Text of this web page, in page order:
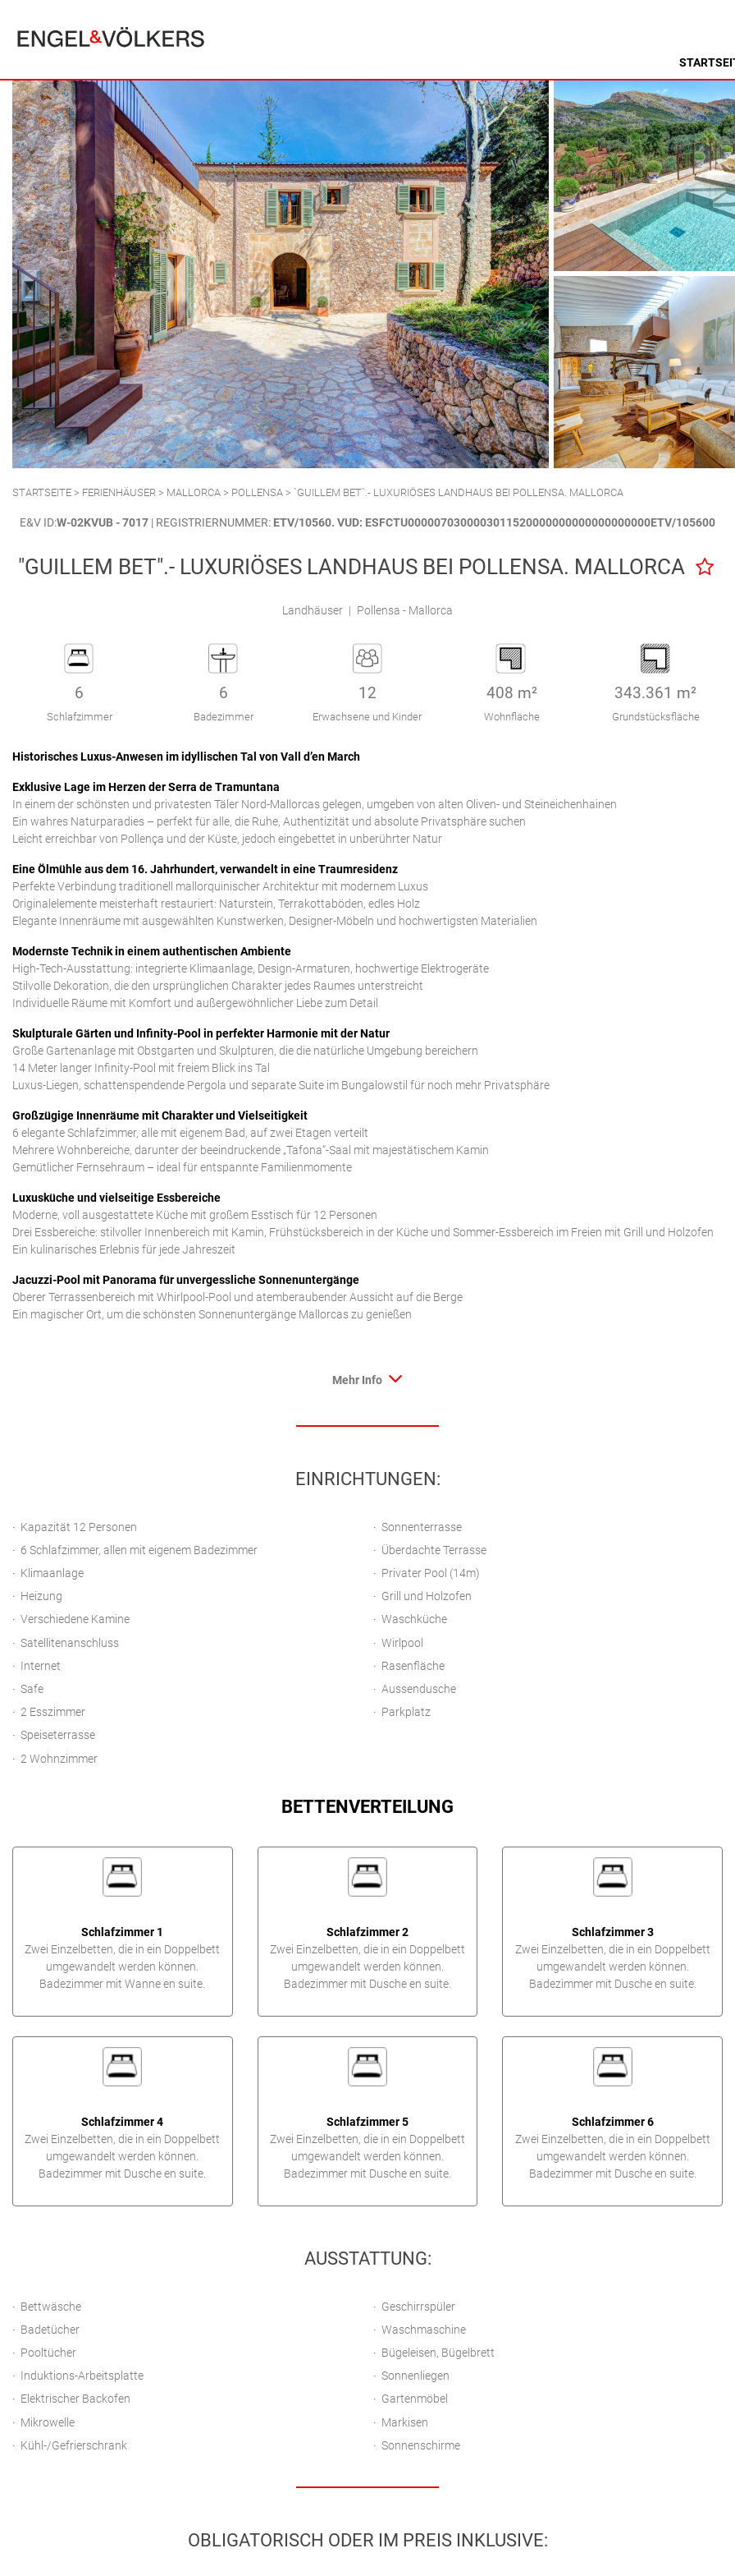
MALLORCA
ALCUDIA
BONAIRE
BÚGER
CALA SAN VICENTE
CAMPANET
FORMENTOR
MANRESA-MAL PAS
PLAYA DE MURO
POLLENSA
PUERTO ALCUDIA
PUERTO POLLENSA
SA POBLA
SANTA MARGARITA
SON SERRA DE MARINA
MENORCA
ALCAUFAR
ARENAL D'EN CASTELL
BINIDALÍ
BINISAFULLER-CAP D´EN FONT
CALA BLANCA
CALA GALDANA
CALA MORELL
CALA'N BRUT
CALA'N PORTER
CIUTADELLA
STARTSEITE > FERIENHÄUSER > MALLORCA > POLLENSA > `GUILLEM BET`.- LUXURIÖSES LANDHAUS BEI POLLENSA. MALLORCA
E&V ID:W-02KVUB - 7017 | REGISTRIERNUMMER: ETV/10560. VUD: ESFCTU0000070300003011520000000000000000000ETV/105600
"GUILLEM BET".- LUXURIÖSES LANDHAUS BEI POLLENSA. MALLORCA
Landhäuser | Pollensa - Mallorca
6
Schlafzimmer
6
Badezimmer
12
Erwachsene und Kinder
408 m²
Wohnfläche
343.361 m²
Grundstücksfläche
Historisches Luxus-Anwesen im idyllischen Tal von Vall d’en March
Exklusive Lage im Herzen der Serra de Tramuntana
In einem der schönsten und privatesten Täler Nord-Mallorcas gelegen, umgeben von alten Oliven- und Steineichenhainen
Ein wahres Naturparadies – perfekt für alle, die Ruhe, Authentizität und absolute Privatsphäre suchen
Leicht erreichbar von Pollença und der Küste, jedoch eingebettet in unberührter Natur
Eine Ölmühle aus dem 16. Jahrhundert, verwandelt in eine Traumresidenz
Perfekte Verbindung traditionell mallorquinischer Architektur mit modernem Luxus
Originalelemente meisterhaft restauriert: Naturstein, Terrakottaböden, edles Holz
Elegante Innenräume mit ausgewählten Kunstwerken, Designer-Möbeln und hochwertigsten Materialien
Modernste Technik in einem authentischen Ambiente
High-Tech-Ausstattung: integrierte Klimaanlage, Design-Armaturen, hochwertige Elektrogeräte
Stilvolle Dekoration, die den ursprünglichen Charakter jedes Raumes unterstreicht
Individuelle Räume mit Komfort und außergewöhnlicher Liebe zum Detail
Skulpturale Gärten und Infinity-Pool in perfekter Harmonie mit der Natur
Große Gartenanlage mit Obstgarten und Skulpturen, die die natürliche Umgebung bereichern
14 Meter langer Infinity-Pool mit freiem Blick ins Tal
Luxus-Liegen, schattenspendende Pergola und separate Suite im Bungalowstil für noch mehr Privatsphäre
Großzügige Innenräume mit Charakter und Vielseitigkeit
6 elegante Schlafzimmer, alle mit eigenem Bad, auf zwei Etagen verteilt
Mehrere Wohnbereiche, darunter der beeindruckende „Tafona“-Saal mit majestätischem Kamin
Gemütlicher Fernsehraum – ideal für entspannte Familienmomente
Luxusküche und vielseitige Essbereiche
Moderne, voll ausgestattete Küche mit großem Esstisch für 12 Personen
Drei Essbereiche: stilvoller Innenbereich mit Kamin, Frühstücksbereich in der Küche und Sommer-Essbereich im Freien mit Grill und Holzofen
Ein kulinarisches Erlebnis für jede Jahreszeit
Jacuzzi-Pool mit Panorama für unvergessliche Sonnenuntergänge
Oberer Terrassenbereich mit Whirlpool-Pool und atemberaubender Aussicht auf die Berge
Ein magischer Ort, um die schönsten Sonnenuntergänge Mallorcas zu genießen
Mehr Info
EINRICHTUNGEN:
Kapazität 12 Personen
6 Schlafzimmer, allen mit eigenem Badezimmer
Klimaanlage
Heizung
Verschiedene Kamine
Satellitenanschluss
Internet
Safe
2 Esszimmer
Speiseterrasse
2 Wohnzimmer
Sonnenterrasse
Überdachte Terrasse
Privater Pool (14m)
Grill und Holzofen
Waschküche
Wirlpool
Rasenfläche
Aussendusche
Parkplatz
BETTENVERTEILUNG
Schlafzimmer 1
Zwei Einzelbetten, die in ein Doppelbett
umgewandelt werden können.
Badezimmer mit Wanne en suite.
Schlafzimmer 2
Zwei Einzelbetten, die in ein Doppelbett
umgewandelt werden können.
Badezimmer mit Dusche en suite.
Schlafzimmer 3
Zwei Einzelbetten, die in ein Doppelbett
umgewandelt werden können.
Badezimmer mit Dusche en suite.
Schlafzimmer 4
Zwei Einzelbetten, die in ein Doppelbett
umgewandelt werden können.
Badezimmer mit Dusche en suite.
Schlafzimmer 5
Zwei Einzelbetten, die in ein Doppelbett
umgewandelt werden können.
Badezimmer mit Dusche en suite.
Schlafzimmer 6
Zwei Einzelbetten, die in ein Doppelbett
umgewandelt werden können.
Badezimmer mit Dusche en suite.
AUSSTATTUNG:
Bettwäsche
Badetücher
Pooltücher
Induktions-Arbeitsplatte
Elektrischer Backofen
Mikrowelle
Kühl-/Gefrierschrank
Geschirrspüler
Waschmaschine
Bügeleisen, Bügelbrett
Sonnenliegen
Gartenmöbel
Markisen
Sonnenschirme
OBLIGATORISCH ODER IM PREIS INKLUSIVE: